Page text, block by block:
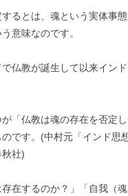
るとは、魂という実体事
意味なのです。
仏教が誕生して以来イン
「仏教は魂の存在を否定
です。(中村元「インド思
社)
存在するのか？」「自我（